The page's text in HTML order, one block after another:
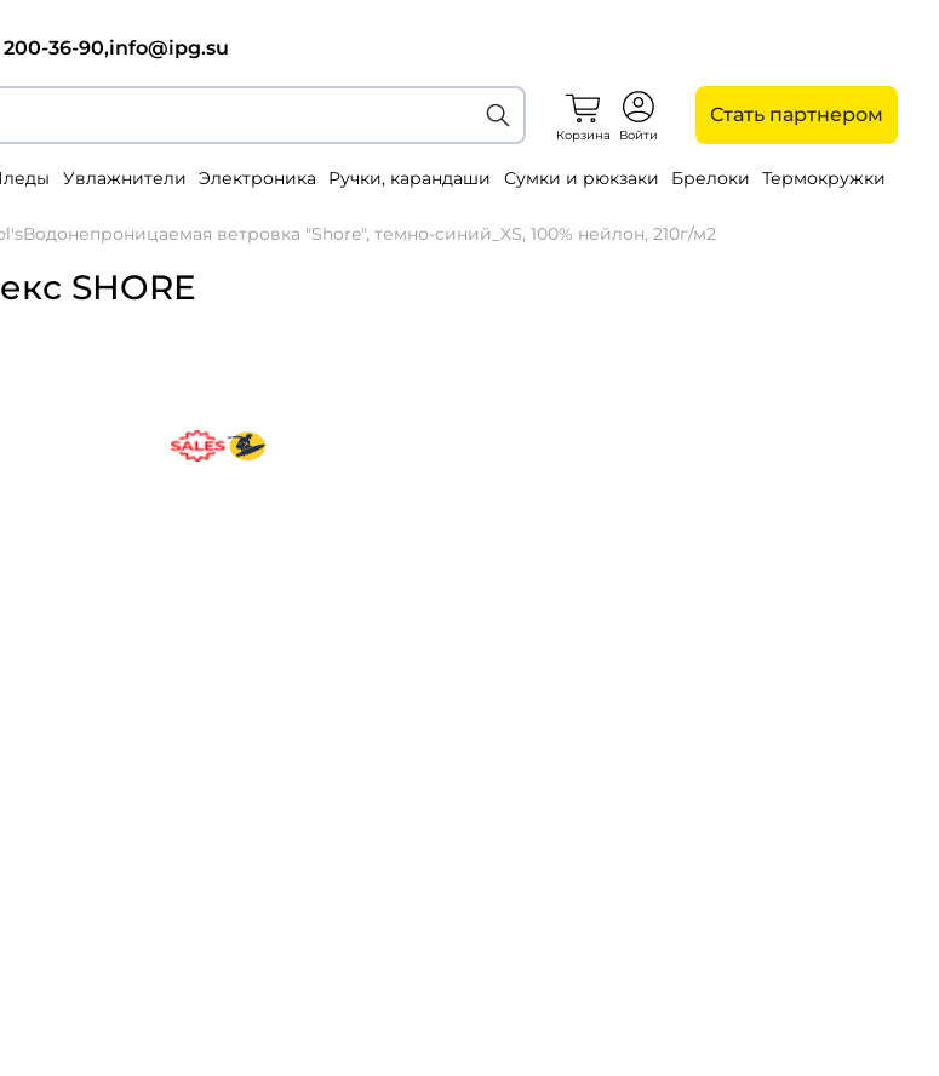
36-90,info@ipg.su
Корзина Войти
Стать партнером
Увлажнители Электроника Ручки, карандаши Сумки и рюкзаки Брелоки
Термокружки
Водонепроницаемая ветровка "Shore", темно-синий_XS, 100% нейлон, 210г/м2
SHORE